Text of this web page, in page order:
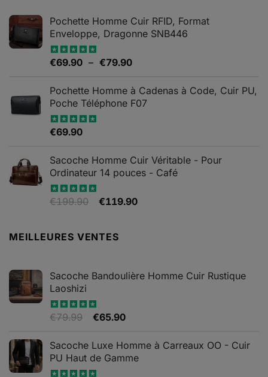
Pochette Homme Cuir RFID, Format
Enveloppe, Dragonne SNB446
Note5.00
€69.90 – €79.90Plage
prix :
€69.90
Pochette Homme à Cadenas à Code, Cuir PU,
Poche Téléphone F07
Note4.67
€69.90
Sacoche Homme Cuir Véritable - Pour
Ordinateur 14 pouces - Café
Note5.00
€199.90
Le
était :
€119.90Le
MEILLEURES VENTES
Sacoche Bandoulière Homme Cuir Rustique
Laoshizi
Note4.88
€79.99
Le
initial
était :
€65.90Le
actuel
est :
Sacoche Luxe Homme à Carreaux OO - Cuir
PU Haut de Gamme